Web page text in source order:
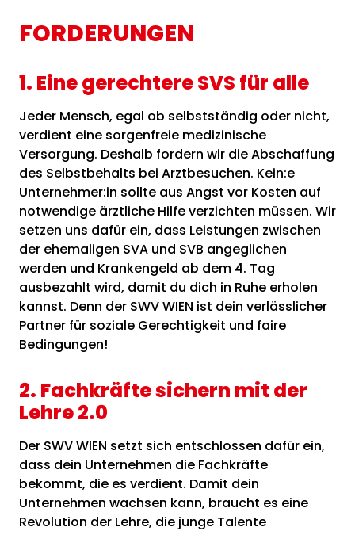
FORDERUNGEN
1. Eine gerechtere SVS für alle
Jeder Mensch, egal ob selbstständig oder nicht,
verdient eine sorgenfreie medizinische
Versorgung. Deshalb fordern wir die Abschaffung
des Selbstbehalts bei Arztbesuchen. Kein:e
Unternehmer:in sollte aus Angst vor Kosten auf
notwendige ärztliche Hilfe verzichten müssen. Wir
setzen uns dafür ein, dass Leistungen zwischen
der ehemaligen SVA und SVB angeglichen
werden und Krankengeld ab dem 4. Tag
ausbezahlt wird, damit du dich in Ruhe erholen
kannst. Denn der SWV WIEN ist dein verlässlicher
Partner für soziale Gerechtigkeit und faire
Bedingungen!
2. Fachkräfte sichern mit der
Lehre 2.0
Der SWV WIEN setzt sich entschlossen dafür ein,
dass dein Unternehmen die Fachkräfte
bekommt, die es verdient. Damit dein
Unternehmen wachsen kann, braucht es eine
Revolution der Lehre, die junge Talente